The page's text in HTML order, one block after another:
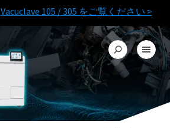
Vacuclave 105 / 305 をご覧ください >